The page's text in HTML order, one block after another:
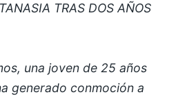
TRAS DOS AÑOS
una joven de 25 años
generado conmoción a